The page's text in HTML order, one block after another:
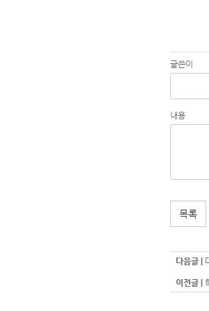
글쓴이
내용
목록
다음글 |
이전글 |